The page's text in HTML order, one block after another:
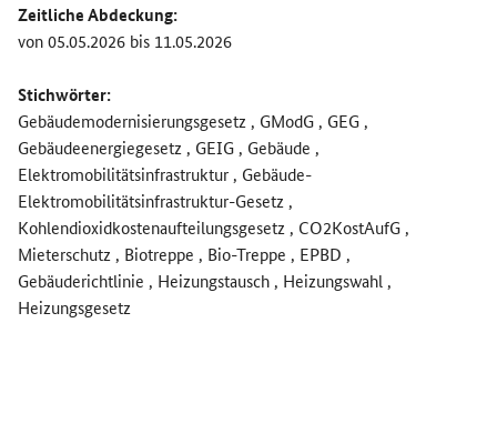
Zeitliche Abdeckung:
von 05.05.2026 bis 11.05.2026
Stichwörter:
Gebäudemodernisierungsgesetz , GModG , GEG ,
Gebäudeenergiegesetz , GEIG , Gebäude ,
Elektromobilitätsinfrastruktur , Gebäude-
Elektromobilitätsinfrastruktur-Gesetz ,
Kohlendioxidkostenaufteilungsgesetz , CO2KostAufG ,
Mieterschutz , Biotreppe , Bio-Treppe , EPBD ,
Gebäuderichtlinie , Heizungstausch , Heizungswahl ,
Heizungsgesetz